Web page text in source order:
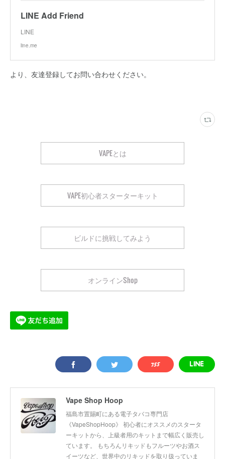
LINE Add Friend
LINE
line.me
より、友達登録してお問い合わせください。
VAPEとは
VAPE初心者スターターキット
ビルドに挑戦してみよう
オンラインShop
Vape Shop Hoop
福島市置賜町にある電子タバコ専門店
《VapeShopHoop》 初心者にオススメのスタータ
ーキットから、上級者用のキットまで幅広く販売し
ています。 もちろんリキッドもフルーツやお酒ス
イーツなど、世界中のリキッドを取り扱っていま